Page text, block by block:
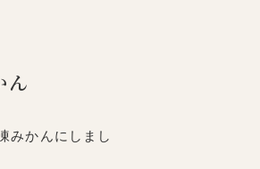
ん
みかんにしまし